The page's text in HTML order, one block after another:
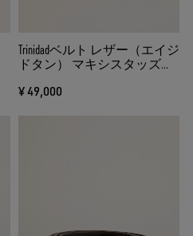
Trinidadベルト レザー（エイジ
ドタン） マキシスタッズ
¥ 49,000